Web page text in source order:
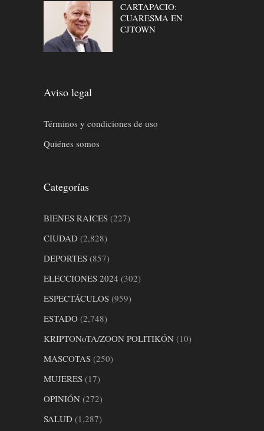
CARTAPACIO:
CUARESMA EN
CJTOWN
Aviso legal
Términos y condiciones de uso
Quiénes somos
Categorías
BIENES RAICES (227)
CIUDAD (2,828)
DEPORTES (857)
ELECCIONES 2024 (302)
ESPECTÁCULOS (959)
ESTADO (2,748)
KRIPTONoTA/ZOON POLITIKÓN (10)
MASCOTAS (250)
MUJERES (17)
OPINIÓN (272)
SALUD (1,287)